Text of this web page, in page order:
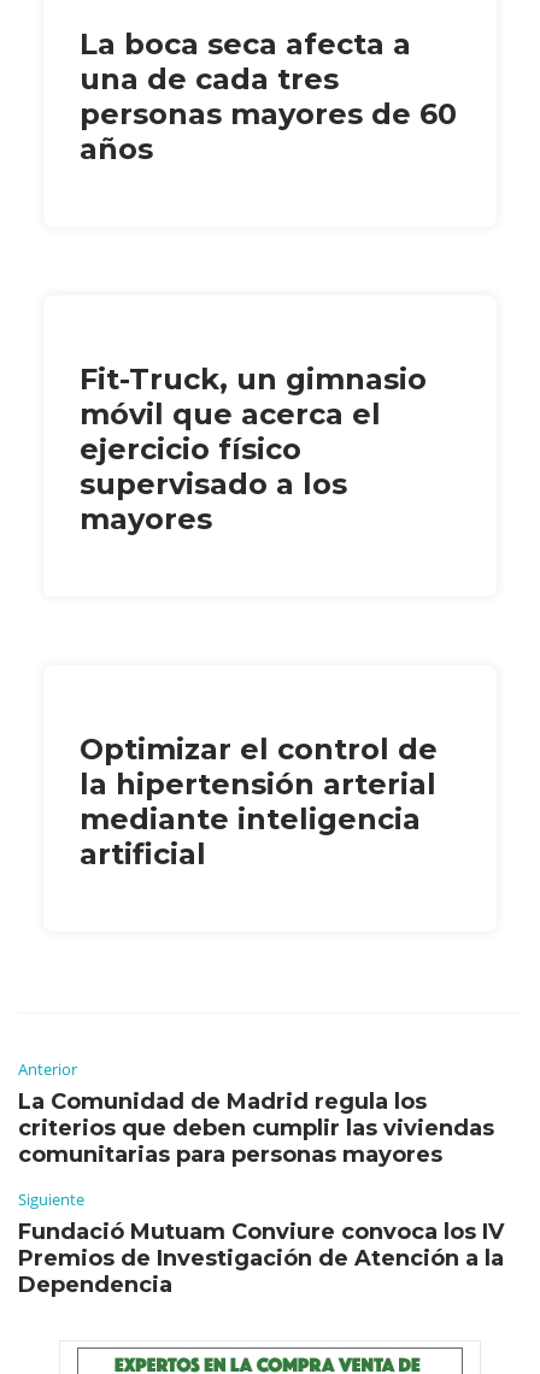
La boca seca afecta a
una de cada tres
personas mayores de 60
años
Fit-Truck, un gimnasio
móvil que acerca el
ejercicio físico
supervisado a los
mayores
Optimizar el control de
la hipertensión arterial
mediante inteligencia
artificial
Anterior
La Comunidad de Madrid regula los
criterios que deben cumplir las viviendas
comunitarias para personas mayores
Siguiente
Fundació Mutuam Conviure convoca los IV
Premios de Investigación de Atención a la
Dependencia